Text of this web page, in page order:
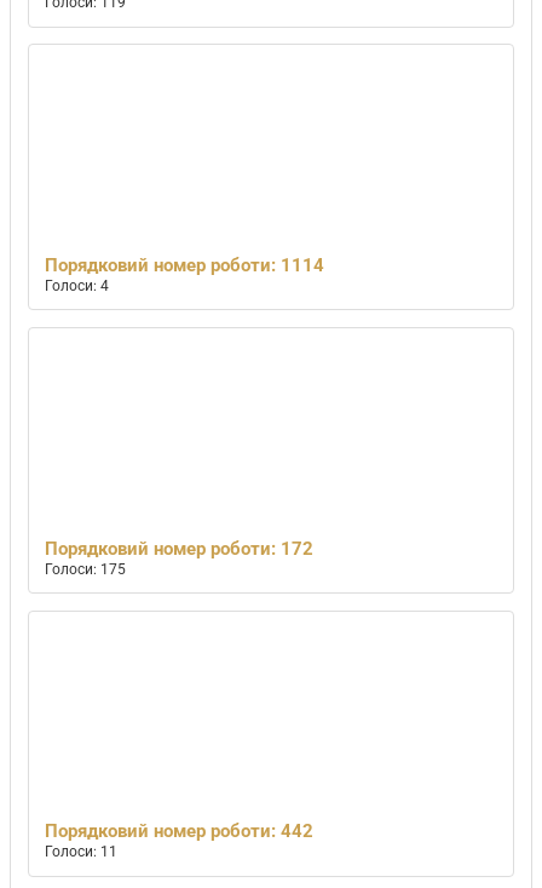
Порядковий номер роботи: 1114
Голоси: 4
Порядковий номер роботи: 172
Голоси: 175
Порядковий номер роботи: 442
Голоси: 11